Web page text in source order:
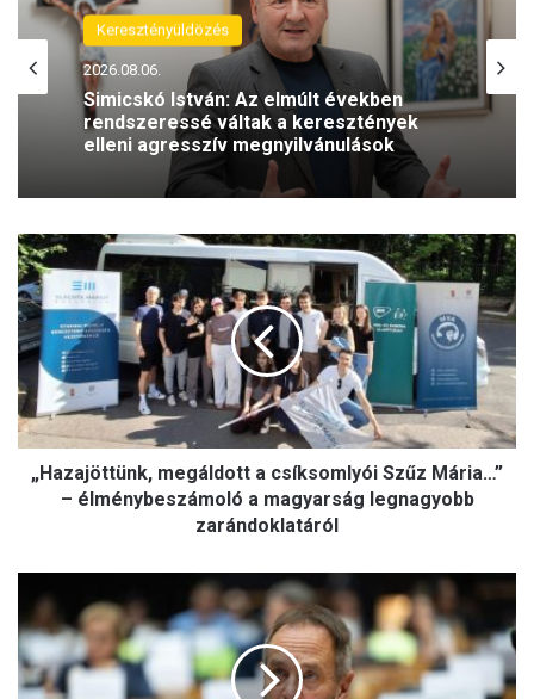
Keresztényüldözés
2026.08.06.
Simicskó István: Az elmúlt években
rendszeressé váltak a keresztények
elleni agresszív megnyilvánulások
„
H
a
z
a
j
ö
t
t
m
g
l
„Hazajöttünk, megáldott a csíksomlyói Szűz Mária…”
– élménybeszámoló a magyarság legnagyobb
zarándoklatáról
l
v
é